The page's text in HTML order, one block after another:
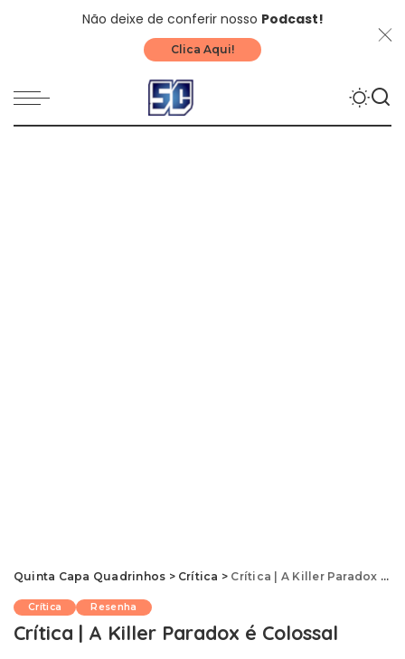
Não deixe de conferir nosso Podcast!
Clica Aqui!
Quinta Capa Quadrinhos > Crítica > Crítica | A Killer Paradox é Colossal
Crítica Resenha
Crítica | A Killer Paradox é Colossal